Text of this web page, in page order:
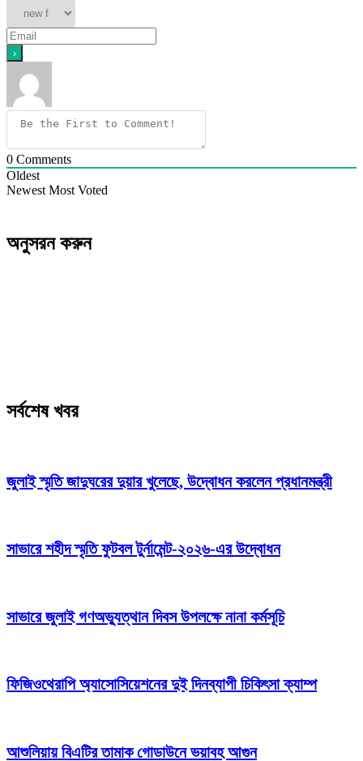
0 Comments
Oldest
Newest Most Voted
অনুসরন করুন
সর্বশেষ খবর
জুলাই স্মৃতি জাদুঘরের দুয়ার খুলেছে, উদ্বোধন করলেন প্রধানমন্ত্রী
সাভারে শহীদ স্মৃতি ফুটবল টুর্নামেন্ট-২০২৬-এর উদ্বোধন
সাভারে জুলাই গণঅভ্যুত্থান দিবস উপলক্ষে নানা কর্মসূচি
ফিজিওথেরাপি অ্যাসোসিয়েশনের দুই দিনব্যাপী চিকিৎসা ক্যাম্প
আশুলিয়ায় বিএটির তামাক গোডাউনে ভয়াবহ আগুন